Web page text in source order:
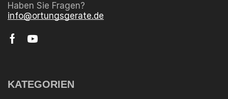
Haben Sie Fragen?
info@ortungsgerate.de
KATEGORIEN